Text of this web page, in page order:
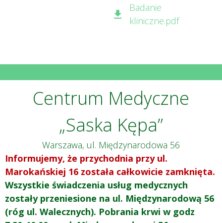
Badanie
kliniczne.pdf
Centrum Medyczne
„Saska Kępa”
Warszawa, ul. Międzynarodowa 56
Informujemy, że przychodnia przy ul.
Marokańskiej 16 została całkowicie zamknięta.
Wszystkie świadczenia usług medycznych
zostały przeniesione na ul. Międzynarodową 56
(róg ul. Walecznych). Pobrania krwi w godz